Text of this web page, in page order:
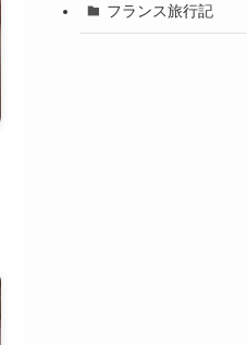
フランス旅行記